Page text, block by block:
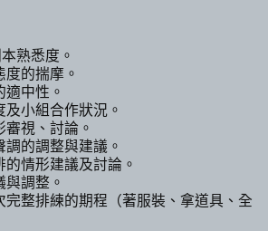
熟悉度。
度的揣摩 。
適中性。
及小組合作狀況。
審視、討論。
調的調整與建議。
的情形建議及討論。
與調整。
完整排練的期程（著服裝、拿道具、全